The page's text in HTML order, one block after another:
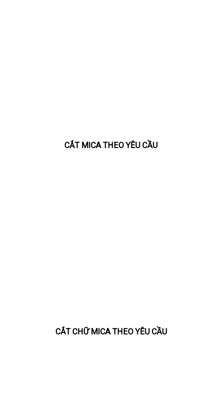
CẮT MICA THEO YÊU CẦU
CẮT CHỮ MICA THEO YÊU CẦU